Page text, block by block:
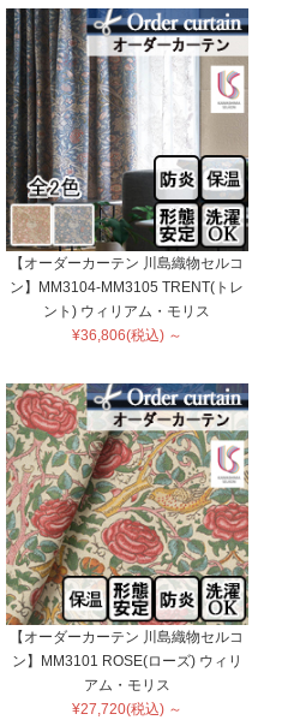
【オーダーカーテン 川島織物セルコ
ン】MM3104-MM3105 TRENT(トレ
ント) ウィリアム・モリス
¥36,806(税込) ～
【オーダーカーテン 川島織物セルコ
ン】MM3101 ROSE(ローズ) ウィリ
アム・モリス
¥27,720(税込) ～